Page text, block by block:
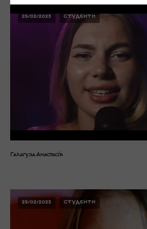
25/02/2023 СТУДЕНТИ
Галагуза Анастасія
25/02/2023 СТУДЕНТИ